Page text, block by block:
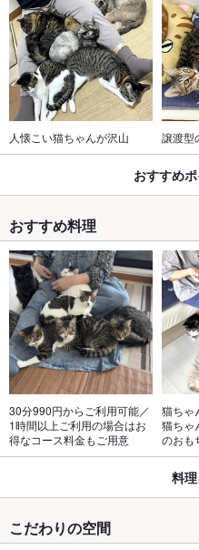
人懐こい猫ちゃんが沢山 譲渡型
おすすめ
おすすめ料理
30分990円からご利用可能／
1時間以上ご利用の場合はお
得なコース料金もご用意
猫ちゃ
猫ちゃ
のおも
料
こだわりの空間